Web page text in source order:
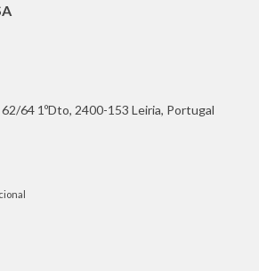
64 1ºDto, 2400-153 Leiria, Portugal